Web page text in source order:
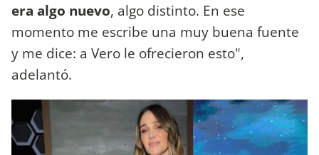
era algo nuevo, algo distinto. En ese
momento me escribe una muy buena fuente
y me dice: a Vero le ofrecieron esto",
adelantó.